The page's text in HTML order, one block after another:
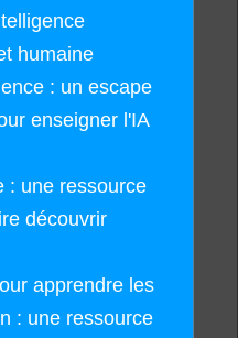
humaine
: un escape
enseigner l'IA
: une ressource
découvrir
apprendre les
: une ressource